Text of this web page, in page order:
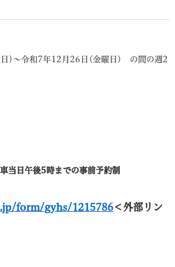
)～令和7年12月26日(金曜日) の間の週2
当日午後5時までの事前予約制
form/gyhs/1215786＜外部リン